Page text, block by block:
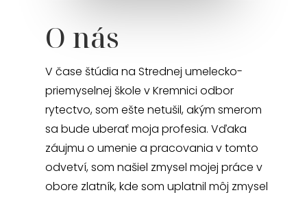
O nás
V čase štúdia na Strednej umelecko-
priemyselnej škole v Kremnici odbor
rytectvo, som ešte netušil, akým smerom
sa bude uberať moja profesia. Vďaka
záujmu o umenie a pracovania v tomto
odvetví, som našiel zmysel mojej práce v
obore zlatník, kde som uplatnil môj zmysel